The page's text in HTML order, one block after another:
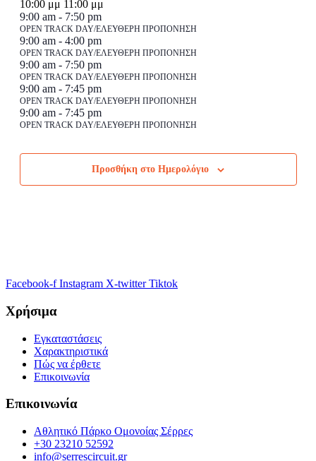
Ιουνίου
10:00 μμ 11:00 μμ
Δευτέρα,
15
Ιουνίου,
2026
June
15,
2026
9:00 am - 7:50 pm
OPEN TRACK DAY/ΕΛΕΥΘΕΡΗ ΠΡΟΠΟΝΗΣΗ
Τρίτη,
16
Ιουνίου,
2026
June
16,
2026
9:00 am - 4:00 pm
OPEN TRACK DAY/ΕΛΕΥΘΕΡΗ ΠΡΟΠΟΝΗΣΗ
Τετάρτη,
17
Ιουνίου,
2026
June
17,
2026
9:00 am - 7:50 pm
OPEN TRACK DAY/ΕΛΕΥΘΕΡΗ ΠΡΟΠΟΝΗΣΗ
Πέμπτη,
18
Ιουνίου,
June
18,
2026
9:00 am - 7:45 pm
OPEN TRACK DAY/ΕΛΕΥΘΕΡΗ ΠΡΟΠΟΝΗΣΗ
Παρασκευή,
19
2026
June
19,
9:00 am - 7:45 pm
OPEN TRACK DAY/ΕΛΕΥΘΕΡΗ ΠΡΟΠΟΝΗΣΗ
20
2026
day.
21
2026
day.
Προσθήκη στο Ημερολόγιο
Facebook-f Instagram X-twitter Tiktok
Χρήσιμα
Εγκαταστάσεις
Χαρακτηριστικά
Πώς να έρθετε
Επικοινωνία
Επικοινωνία
Αθλητικό Πάρκο Ομονοίας Σέρρες
+30 23210 52592
info@serrescircuit.gr